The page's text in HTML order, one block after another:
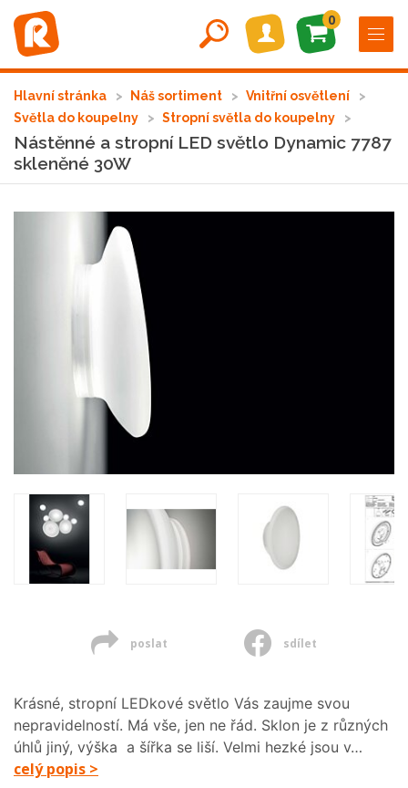
0
Hlavní stránka Náš sortiment
Vnitřní osvětlení
Světla do koupelny
Stropní světla do koupelny
Nástěnné a stropní LED světlo Dynamic 7787
skleněné 30W
poslat sdílet
Krásné, stropní LEDkové světlo Vás zaujme svou
nepravidelností. Má vše, jen ne řád. Sklon je z různých
úhlů jiný, výška a šířka se liší. Velmi hezké jsou v…
celý popis >